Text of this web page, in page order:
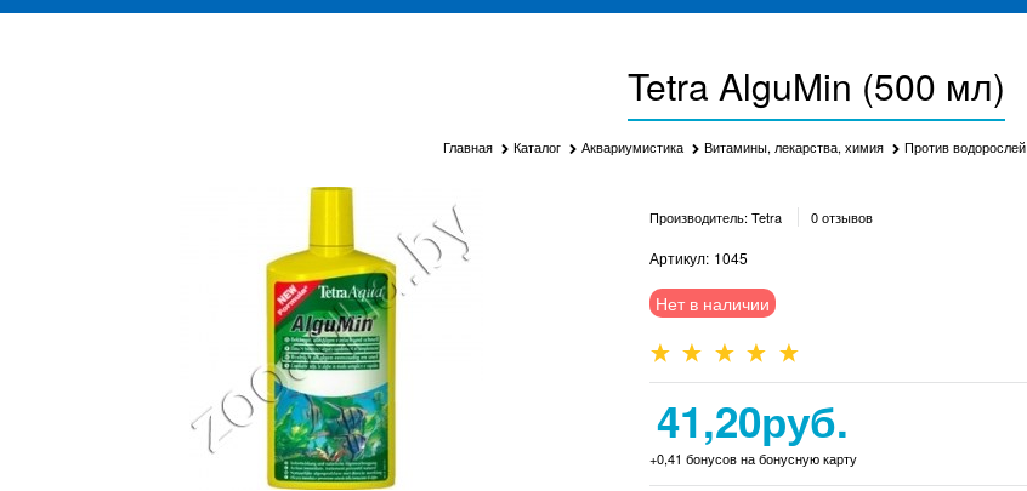
Tetra AlguMin (500 мл)
Главная Каталог Аквариумистика Витамины, лекарства, химия Против водорослей
Производитель: Tetra 0 отзывов
Артикул: 1045
Нет в наличии
41,20руб.
+0,41 бонусов на бонусную карту